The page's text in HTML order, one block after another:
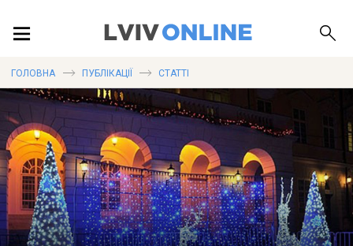
ЛОКАЦІЇ
ПУБЛІКАЦІЇ
ГОЛОВНА ПУБЛІКАЦІЇ СТАТТІ